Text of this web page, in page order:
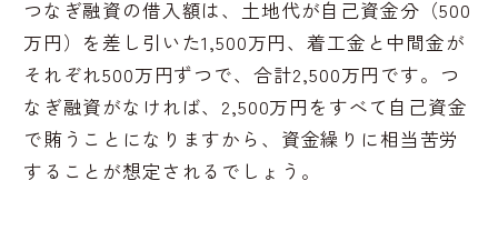
つなぎ融資の借入額は、土地代が自己資金分（500
万円）を差し引いた1,500万円、着工金と中間金が
それぞれ500万円ずつで、合計2,500万円です。つ
なぎ融資がなければ、2,500万円をすべて自己資金
で賄うことになりますから、資金繰りに相当苦労
することが想定されるでしょう。